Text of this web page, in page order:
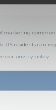
marketing
. US residents can
our privacy policy.